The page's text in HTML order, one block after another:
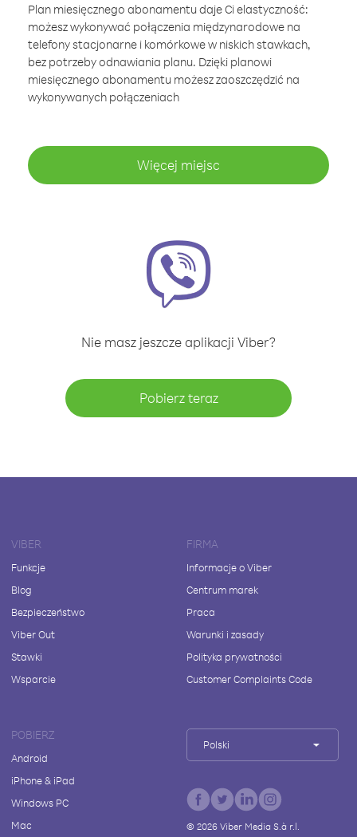
Plan miesięcznego abonamentu daje Ci elastyczność:
możesz wykonywać połączenia międzynarodowe na
telefony stacjonarne i komórkowe w niskich stawkach,
bez potrzeby odnawiania planu. Dzięki planowi
miesięcznego abonamentu możesz zaoszczędzić na
wykonywanych połączeniach
Więcej miejsc
Nie masz jeszcze aplikacji Viber?
Pobierz teraz
VIBER
Funkcje
Blog
Bezpieczeństwo
Viber Out
Stawki
Wsparcie
FIRMA
Informacje o Viber
Centrum marek
Praca
Warunki i zasady
Polityka prywatności
Customer Complaints Code
POBIERZ
Android
iPhone & iPad
Windows PC
Mac
Polski
© 2026Viber Media S.à r.l.